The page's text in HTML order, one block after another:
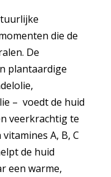
die de
De
plantaardige
– voedt de huid
veerkrachtig te
A, B, C
de huid
een warme,